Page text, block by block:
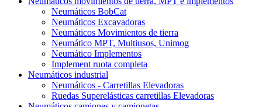
Neumáticos BobCat
Neumáticos Excavadoras
Neumáticos Movimientos de tierra
Neumático MPT, Multiusos, Unimog
Neumático Implementos
Implement ruota completa
Neumáticos industrial
Neumáticos - Carretillas Elevadoras
Ruedas Superelásticas carretillas Elevadoras